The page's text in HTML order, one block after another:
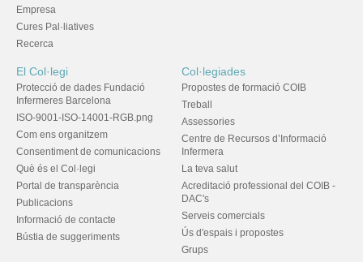
Empresa
Cures Pal·liatives
Recerca
El Col·legi
Protecció de dades Fundació
Infermeres Barcelona
ISO-9001-ISO-14001-RGB.png
Com ens organitzem
Consentiment de comunicacions
Què és el Col·legi
Portal de transparència
Publicacions
Informació de contacte
Bústia de suggeriments
Col·legiades
Propostes de formació COIB
Treball
Assessories
Centre de Recursos d’Informació
Infermera
La teva salut
Acreditació professional del COIB -
DAC's
Serveis comercials
Ús d'espais i propostes
Grups